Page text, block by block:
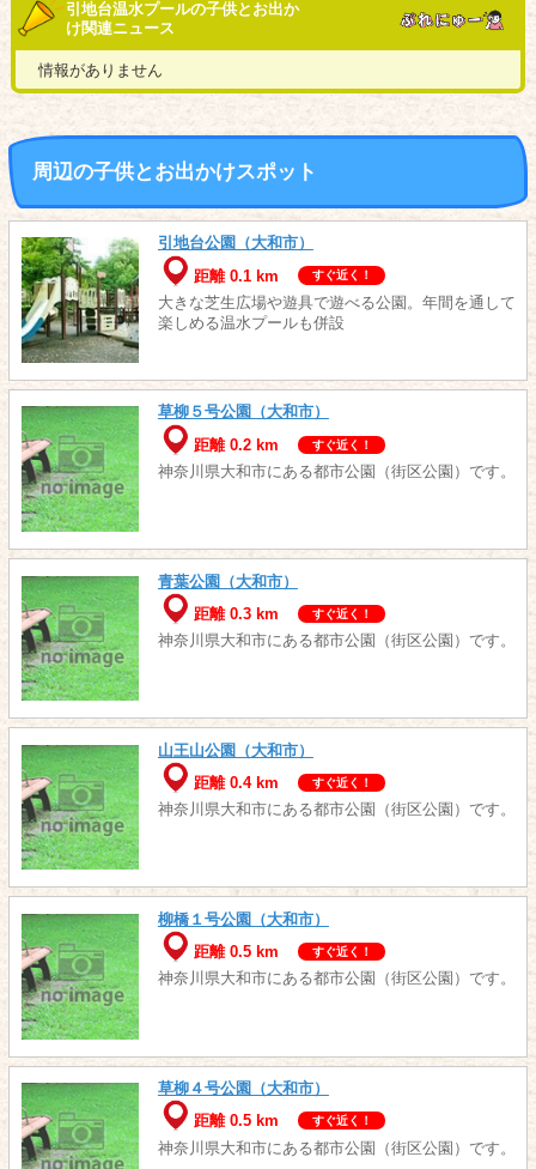
引地台温水プールの子供とお出か
け関連ニュース
情報がありません
周辺の子供とお出かけスポット
引地台公園（大和市）
距離 0.1 km
すぐ近く！
大きな芝生広場や遊具で遊べる公園。年間を通して
楽しめる温水プールも併設
草柳５号公園（大和市）
距離 0.2 km
すぐ近く！
神奈川県大和市にある都市公園（街区公園）です。
青葉公園（大和市）
距離 0.3 km
すぐ近く！
神奈川県大和市にある都市公園（街区公園）です。
山王山公園（大和市）
距離 0.4 km
すぐ近く！
神奈川県大和市にある都市公園（街区公園）です。
柳橋１号公園（大和市）
距離 0.5 km
すぐ近く！
神奈川県大和市にある都市公園（街区公園）です。
草柳４号公園（大和市）
距離 0.5 km
すぐ近く！
神奈川県大和市にある都市公園（街区公園）です。